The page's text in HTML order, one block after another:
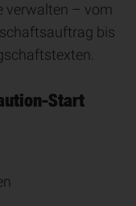
verwalten – vom
bis
Start